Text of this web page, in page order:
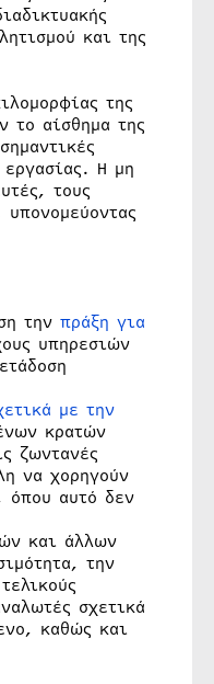
και της
της
το αίσθημα της
Η μη
τους
την πράξη για
υπηρεσιών
με την
κρατών
ζωντανές
να χορηγούν
όπου αυτό δεν
και άλλων
την
σχετικά
καθώς και